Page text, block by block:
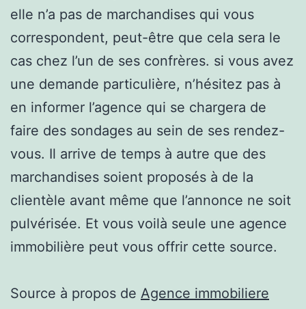
elle n’a pas de marchandises qui vous
correspondent, peut-être que cela sera le
cas chez l’un de ses confrères. si vous avez
une demande particulière, n’hésitez pas à
en informer l’agence qui se chargera de
faire des sondages au sein de ses rendez-
vous. Il arrive de temps à autre que des
marchandises soient proposés à de la
clientèle avant même que l’annonce ne soit
pulvérisée. Et vous voilà seule une agence
immobilière peut vous offrir cette source.
Source à propos de Agence immobiliere